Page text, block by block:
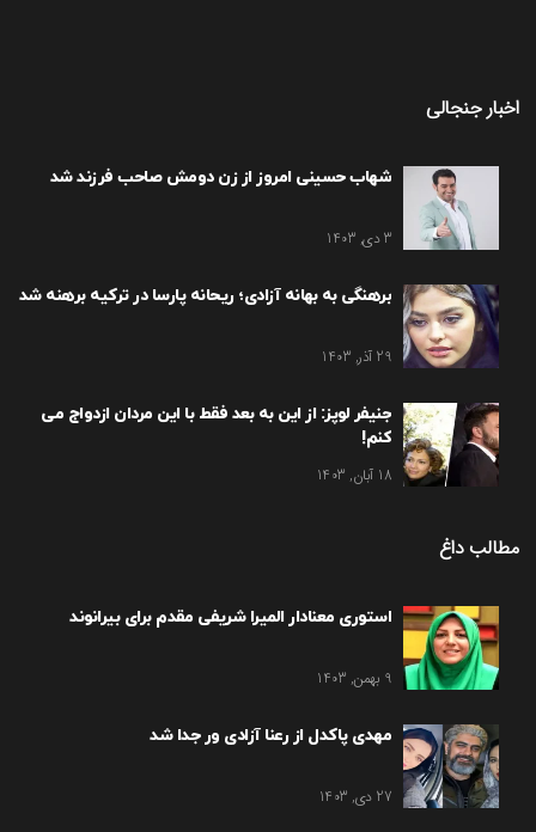
اخبار جنجالی
شهاب حسینی امروز از زن دومش صاحب فرزند شد
3 دی, 1403
برهنگی به بهانه آزادی؛ ریحانه پارسا در ترکیه برهنه شد
29 آذر, 1403
جنیفر لوپز: از این به بعد فقط با این مردان ازدواج می
کنم!
18 آبان, 1403
مطالب داغ
استوری معنادار المیرا شریفی مقدم برای بیرانوند
9 بهمن, 1403
مهدی پاکدل از رعنا آزادی ور جدا شد
27 دی, 1403